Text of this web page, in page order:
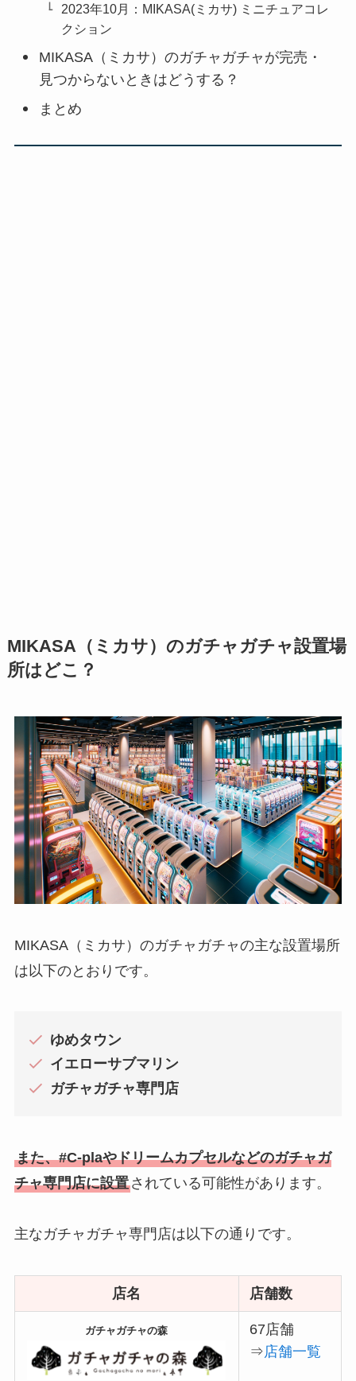
2023年10月：MIKASA(ミカサ) ミニチュアコレ
クション
MIKASA（ミカサ）のガチャガチャが完売・
見つからないときはどうする？
まとめ
MIKASA（ミカサ）のガチャガチャ設置場
所はどこ？
MIKASA（ミカサ）のガチャガチャの主な設置場所
は以下のとおりです。
ゆめタウン
イエローサブマリン
ガチャガチャ専門店
また、#C-plaやドリームカプセルなどのガチャガ
チャ専門店に設置されている可能性があります。
主なガチャガチャ専門店は以下の通りです。
店名 店舗数
ガチャガチャの森
67店舗
⇒店舗一覧